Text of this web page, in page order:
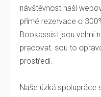
návštěvnost naší
přímé rezervace o
Bookassist jsou velmi
pracovat. sou to
prostředí.
Naše úzká spolupráce